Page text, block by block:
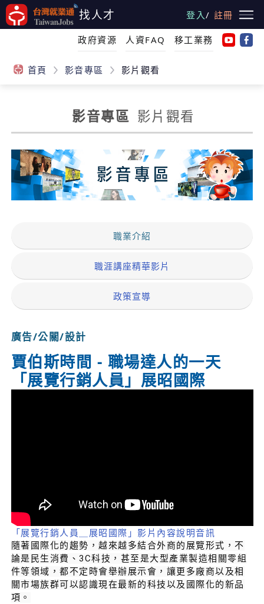
跳
到
主
找人才 登入/ 註冊
政府資源 人資FAQ 移工業務
首頁 影音專區 影片觀看
影音專區 影片觀看
職業介紹
職涯講座精華影片
政策宣導
廣告/公關/設計
賈伯斯時間 - 職場達人的一天
「展覽行銷人員」展昭國際
「展覽行銷人員＿展昭國際」影片內容說明音訊
隨著國際化的趨勢，越來越多結合外商的展覽形式，不
論是民生消費、3C科技，甚至是大型產業製造相關零組
件等領域，都不定時會舉辦展示會，讓更多廠商以及相
關市場族群可以認識現在最新的科技以及國際化的新品
項。